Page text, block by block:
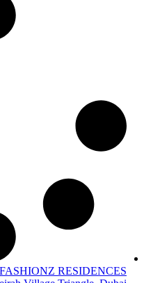
FASHIONZ RESIDENCES